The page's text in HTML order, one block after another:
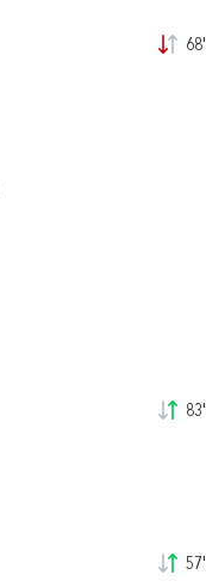
68'
83'
57'